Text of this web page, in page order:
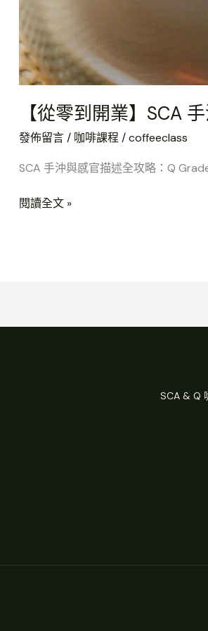
【從零到開業】SCA
發佈留言 / 咖啡課程 /coffeeclass
SCA 手沖與感官描述全攻略：Q
閱讀全文 »
SCA & Q